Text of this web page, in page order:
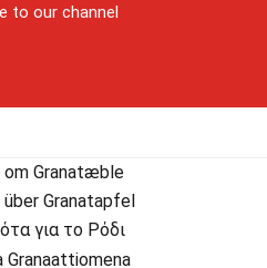
to our channel
Granatæble
Granatapfel
για το Ρόδι